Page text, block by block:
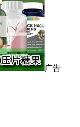
广告